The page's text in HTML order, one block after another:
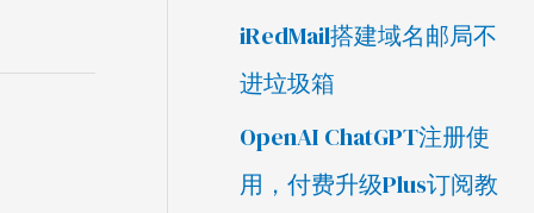
iRedMail搭建域名邮局不
进垃圾箱
OpenAI ChatGPT注册使
用，付费升级Plus订阅教